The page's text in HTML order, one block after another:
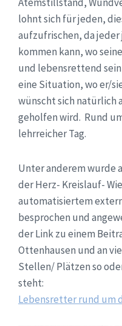
lohnt sich für jeden,
aufzufrischen, da
kommen kann, wo
und lebensrettend
eine Situation, wo er/
wünscht sich natürlich
geholfen wird. Rund
lehrreicher Tag.
Unter anderem wurde
der Herz- Kreislauf-
automatisiertem
besprochen und
der Link zu einem
Ottenhausen und an
Stellen/ Plätzen so
steht:
Lebensretter rund um